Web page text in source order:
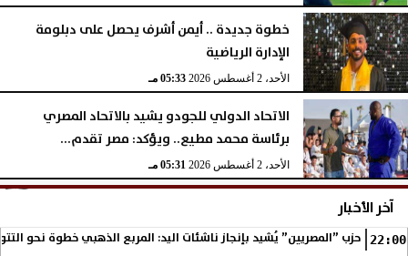
خطوة جديدة .. أيمن أشرف يحصل على دبلومة
الإدارة الرياضية
الأحد، 2 أغسطس 2026 05:33 مـ
الاتحاد الدولي للجودو يشيد بالاتحاد المصري
برئاسة محمد مطيع.. ويؤكد: مصر تقدم...
الأحد، 2 أغسطس 2026 05:31 مـ
آخر الأخبار
22:00 حزب ”المصريين” يُشيد بإنجاز ناشئات اليد: المربع الذهبي خطوة نحو